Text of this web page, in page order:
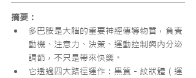
摘要：
多巴胺是大腦的重要神經傳導物質，負責
動機、注意力、決策、運動控制與內分泌
調節，不只是帶來快樂。
它透過四大路徑運作：黑質－紋狀體（運